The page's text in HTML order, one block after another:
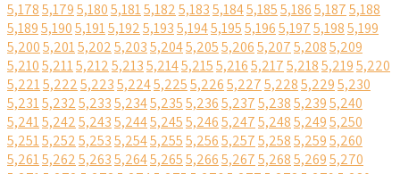
5,1785,1795,1805,1815,1825,1835,1845,1855,1865,1875,188
5,1895,1905,1915,1925,1935,1945,1955,1965,1975,1985,199
5,2005,2015,2025,2035,2045,2055,2065,2075,2085,209
5,2105,2115,2125,2135,2145,2155,2165,2175,2185,2195,220
5,2215,2225,2235,2245,2255,2265,2275,2285,2295,230
5,2315,2325,2335,2345,2355,2365,2375,2385,2395,240
5,2415,2425,2435,2445,2455,2465,2475,2485,2495,250
5,2515,2525,2535,2545,2555,2565,2575,2585,2595,260
5,2615,2625,2635,2645,2655,2665,2675,2685,2695,270